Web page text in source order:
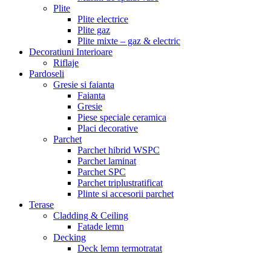
Plite
Plite electrice
Plite gaz
Plite mixte – gaz & electric
Decoratiuni Interioare
Riflaje
Pardoseli
Gresie si faianta
Faianta
Gresie
Piese speciale ceramica
Placi decorative
Parchet
Parchet hibrid WSPC
Parchet laminat
Parchet SPC
Parchet triplustratificat
Plinte si accesorii parchet
Terase
Cladding & Ceiling
Fatade lemn
Decking
Deck lemn termotratat